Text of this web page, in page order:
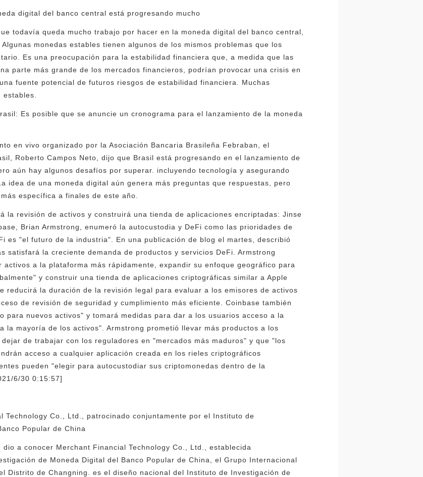
digital del banco central está progresando mucho
todavía queda mucho trabajo por hacer en la moneda digital del banco central,
monedas estables tienen algunos de los mismos problemas que los
Es una preocupación para la estabilidad financiera que, a medida que las
parte más grande de los mercados financieros, podrían provocar una crisis en
fuente potencial de futuros riesgos de estabilidad financiera. Muchas
Es posible que se anuncie un cronograma para el lanzamiento de la moneda
en vivo organizado por la Asociación Bancaria Brasileña Febraban, el
Roberto Campos Neto, dijo que Brasil está progresando en el lanzamiento de
aún hay algunos desafíos por superar. incluyendo tecnología y asegurando
idea de una moneda digital aún genera más preguntas que respuestas, pero
específica a finales de este año.
la revisión de activos y construirá una tienda de aplicaciones encriptadas: Jinse
Brian Armstrong, enumeró la autocustodia y DeFi como las prioridades de
es "el futuro de la industria". En una publicación de blog el martes, describió
satisfará la creciente demanda de productos y servicios DeFi. Armstrong
a la plataforma más rápidamente, expandir su enfoque geográfico para
y construir una tienda de aplicaciones criptográficas similar a Apple
reducirá la duración de la revisión legal para evaluar a los emisores de activos
de revisión de seguridad y cumplimiento más eficiente. Coinbase también
para nuevos activos" y tomará medidas para dar a los usuarios acceso a la
la mayoría de los activos". Armstrong prometió llevar más productos a los
de trabajar con los reguladores en "mercados más maduros" y que "los
acceso a cualquier aplicación creada en los rieles criptográficos
pueden "elegir para autocustodiar sus criptomonedas dentro de la
6/30 0:15:57]
Technology Co., Ltd., patrocinado conjuntamente por el Instituto de
Popular de China
a conocer Merchant Financial Technology Co., Ltd., establecida
de Moneda Digital del Banco Popular de China, el Grupo Internacional
Distrito de Changning. es el diseño nacional del Instituto de Investigación de